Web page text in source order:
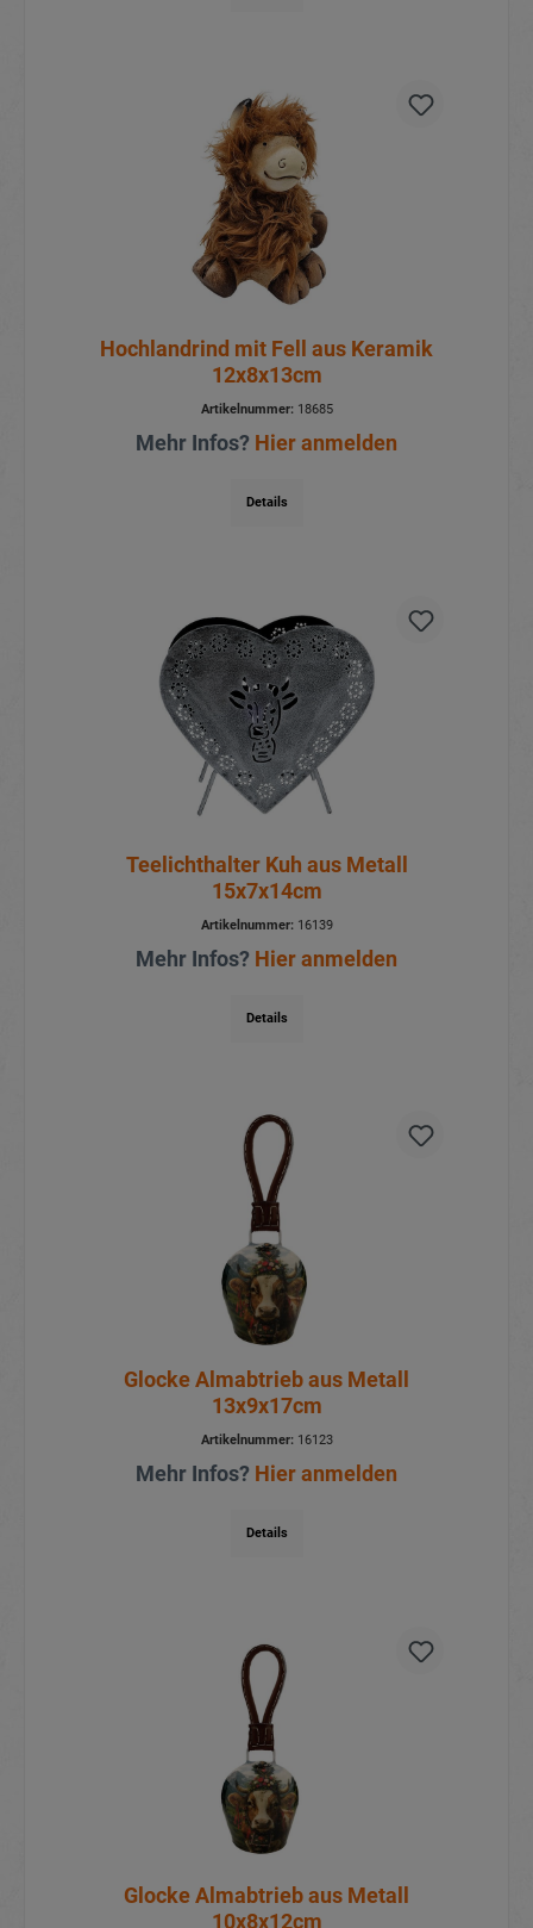
Hochlandrind mit Fell aus Keramik
12x8x13cm
Artikelnummer:18685
Mehr Infos? Hier anmelden
Details
Teelichthalter Kuh aus Metall
15x7x14cm
Artikelnummer:16139
Mehr Infos? Hier anmelden
Details
Glocke Almabtrieb aus Metall
13x9x17cm
Artikelnummer:16123
Mehr Infos? Hier anmelden
Details
Glocke Almabtrieb aus Metall
10x8x12cm